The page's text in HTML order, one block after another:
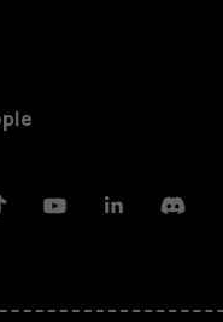
YoutubeLinkedinDiscord